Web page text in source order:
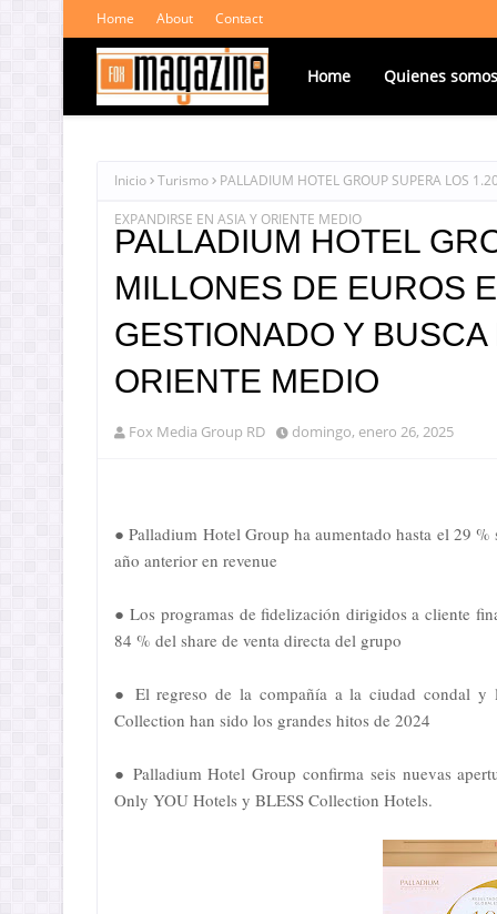
Home About Contact
Home Quienes somos
Inicio Turismo PALLADIUM HOTEL GROUP SUPERA LOS
EXPANDIRSE EN ASIA Y ORIENTE MEDIO
PALLADIUM HOTEL
MILLONES DE EUROS
GESTIONADO Y
ORIENTE MEDIO
Fox Media Group RD domingo, enero 26, 2025
● Palladium Hotel Group ha aumentado hasta el 29
año anterior en revenue
● Los programas de fidelización dirigidos a cliente
84 % del share de venta directa del grupo
● El regreso de la compañía a la ciudad condal y
Collection han sido los grandes hitos de 2024
● Palladium Hotel Group confirma seis nuevas
Only YOU Hotels y BLESS Collection Hotels.